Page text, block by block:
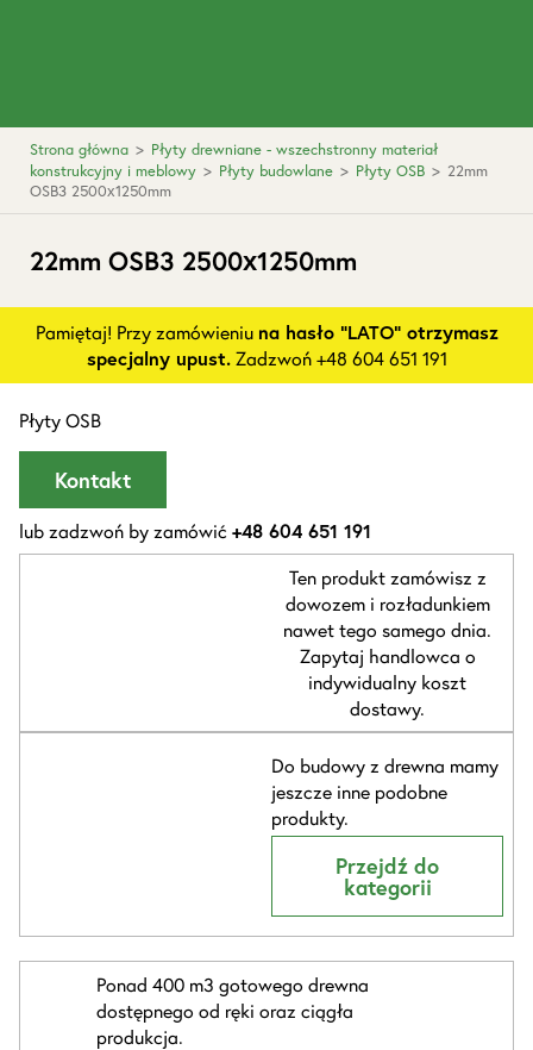
Strona główna > Płyty drewniane - wszechstronny materiał
konstrukcyjny i meblowy > Płyty budowlane > Płyty OSB > 22mm
OSB3 2500x1250mm
22mm OSB3 2500x1250mm
Pamiętaj! Przy zamówieniu na hasło "LATO" otrzymasz
specjalny upust.Zadzwoń +48 604 651 191
Płyty OSB
Kontakt
lub zadzwoń by zamówić+48 604 651 191
Ten produkt zamówisz z
dowozem i rozładunkiem
nawet tego samego dnia.
Zapytaj handlowca o
indywidualny koszt
dostawy.
Do budowy z drewna mamy
jeszcze inne podobne
produkty.
Przejdź do
kategorii
Ponad 400 m3 gotowego drewna
dostępnego od ręki oraz ciągła
produkcja.